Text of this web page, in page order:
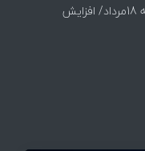
قیمت طلا و سکه امروز یکشنبه 18مرداد/ افزایش